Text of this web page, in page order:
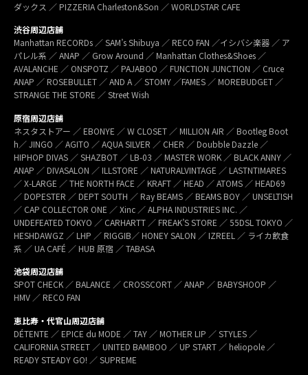
ダックス ／ PIZZERIA Charleston&Son ／ WORLDSTAR CAFE
渋谷周辺店舗
Manhattan RECORDs ／ SAM’s Shibuya ／ RECO FAN ／イシバシ楽器 ／ ア
パレル系 ／ ANAP ／ Grow Around ／ Manhattan Clothes&Shoes ／
AVALANCHE ／ ONSPOTZ ／ PAJABOO ／ FUNCTION JUNCTION ／ Cruce
ANAP ／ ROSEBULLET ／ AND A ／ STOMY ／FAMES ／ MOREBUDGET ／
STRANGE THE STORE ／ Street Wish
原宿周辺店舗
ネスタストアー ／ EBONYE ／ W CLOSET ／ MILLION AIR ／ Bootleg Boot
h／ JINGO ／ AGITO ／ AQUA SILVER ／ CHER ／ Doubble Dazzle ／
HIPHOP DIVAS ／ SHAZBOT ／ LB-03 ／ MASTER WORK ／ BLACK ANNY ／
ANAP ／ DIVASALON ／ ILLSTORE ／ NATURALVINTAGE ／ LASTNTIMARES
／ X-LARGE ／ THE NORTH FACE ／ KRAFT ／ HEAD ／ ATOMS ／ HEAD69
／ DOPESTER ／ DEPT SOUTH ／ Ray BEAMS ／ BEAMS BOY ／ UNSELTISH
／ CAP COLLECTOR ONE ／ Xinc ／ ALPHA INDUSTRIES INC. ／
UNDEFEATED TOKYO ／ CARHARTT ／ FREAK’S STORE ／ 55DSL TOKYO ／
HESHDAWGZ ／ LHP ／ RIGGIB／ HONEY SALON ／ IZREEL ／ ライカ飲食
系 ／ UA CAFÉ ／ HUB 原宿 ／ TABASA
池袋周辺店舗
SPOT CHECK ／ BALANCE ／ CROSSCORT ／ ANAP ／ BABYSHOOP ／
HMV ／ RECO FAN
恵比寿・代官山周辺店舗
DÉTENTE ／ EPICE du MODE ／ TAY ／ MOTHER LIP ／ STYLES ／
CALIFORNIA STREET ／ UNITED BAMBOO ／ UP START ／ heliopole ／
READY STEADY GO! ／ SUPREME